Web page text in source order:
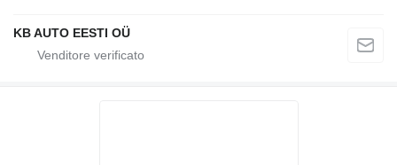
KB AUTO EESTI OÜ